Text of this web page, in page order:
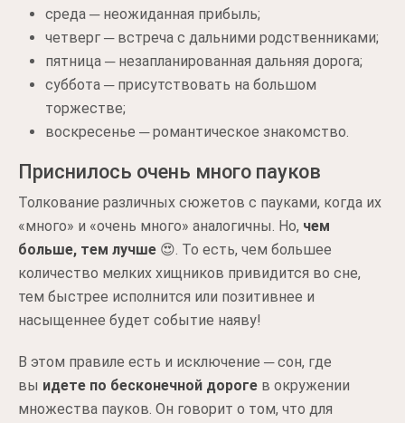
среда ─ неожиданная прибыль;
четверг ─ встреча с дальними родственниками;
пятница ─ незапланированная дальняя дорога;
суббота ─ присутствовать на большом
торжестве;
воскресенье ─ романтическое знакомство.
Приснилось очень много пауков
Толкование различных сюжетов с пауками, когда их
«много» и «очень много» аналогичны. Но, чем
больше, тем лучше 😍. То есть, чем большее
количество мелких хищников привидится во сне,
тем быстрее исполнится или позитивнее и
насыщеннее будет событие наяву!
В этом правиле есть и исключение ─ сон, где
вы идете по бесконечной дороге в окружении
множества пауков. Он говорит о том, что для